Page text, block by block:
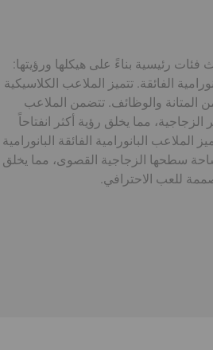
فئات رئيسية بناءً على هيكلها ورؤيتها:
الفائقة. تتميز الملاعب الكلاسيكية
المتانة والوظائف. تتضمن الملاعب
الزجاجية، مما يخلق رؤية أكثر انفتاحاً
البانورامية الفائقة البانورامية
سطحها الزجاجية القصوى، مما يخلق
للعب الاحترافي.